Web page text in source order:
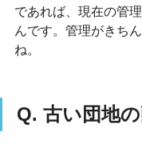
であれば、現在の管
んです。管理がきち
ね。
Q. 古い団地